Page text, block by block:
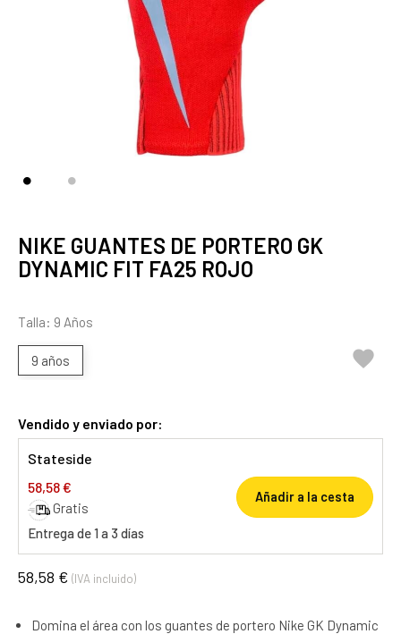
NIKE GUANTES DE PORTERO GK
DYNAMIC FIT FA25 ROJO
Talla: 9 Años
9 años 
Vendido y enviado por:
Stateside
58,58 €
Gratis
Entrega de 1 a 3 días
Añadir a la cesta
58,58 € (IVA incluido)
Domina el área con los guantes de portero Nike GK Dynamic